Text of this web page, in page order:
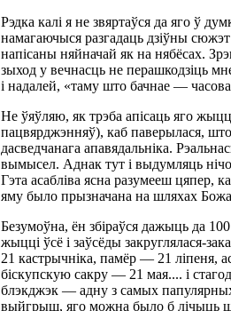
Рэдка калі я не звяртаўся да яго ў
намагаючыся разгадаць дзіўны
напісаны няйначай як на нябёсах.
зыход у вечнасць не перашкодзіць
і надалей, «таму што бачнае —
Не ўяўляю, як трэба апісаць яго
пацвярджэнняў), каб паверылася,
дасведчанага апавядальніка.
вымысел. Аднак тут і выдумляць
Гэта асабліва ясна разумееш цяпер,
яму было прызначана на шляхах
Безумоўна, ён збіраўся дажыць да
жыцці ўсё і заўсёды закруглялася-
21 кастрычніка, памёр — 21 ліпеня,
біскупскую сакру — 21 мая.... і
блэкджэк — адну з самых папулярных
выйгрыш, яго можна было б лічыць